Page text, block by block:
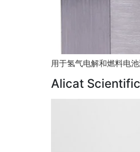
用于氢气电解和燃料电
Alicat Scientific